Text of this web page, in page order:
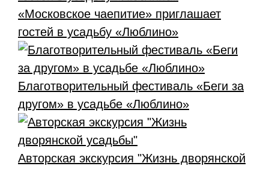
«Московское чаепитие» приглашает
гостей в усадьбу «Люблино»
Благотворительный фестиваль «Беги за
другом» в усадьбе «Люблино»
Авторская экскурсия "Жизнь дворянской